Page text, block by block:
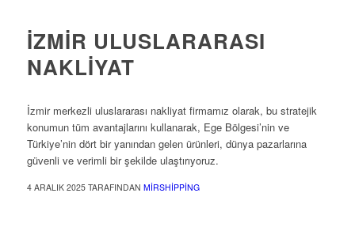
İZMIR ULUSLARARASI
NAKLIYAT
İzmir merkezli uluslararası nakliyat firmamız olarak, bu stratejik
konumun tüm avantajlarını kullanarak, Ege Bölgesi’nin ve
Türkiye’nin dört bir yanından gelen ürünleri, dünya pazarlarına
güvenli ve verimli bir şekilde ulaştırıyoruz.
4 ARALIK 2025 TARAFINDAN MIRSHIPPING